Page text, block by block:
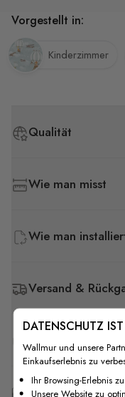
Qualität
Wie man misst
Wie man
Versand &
F.A.Q
Kostenlose
Vorgestellt in:
Kinderzimmer
DATENSCHUTZ
Wallmur und unsere
Einkaufserlebnis zu
Ihr Browsing-Erlebnis
Unsere Website zu